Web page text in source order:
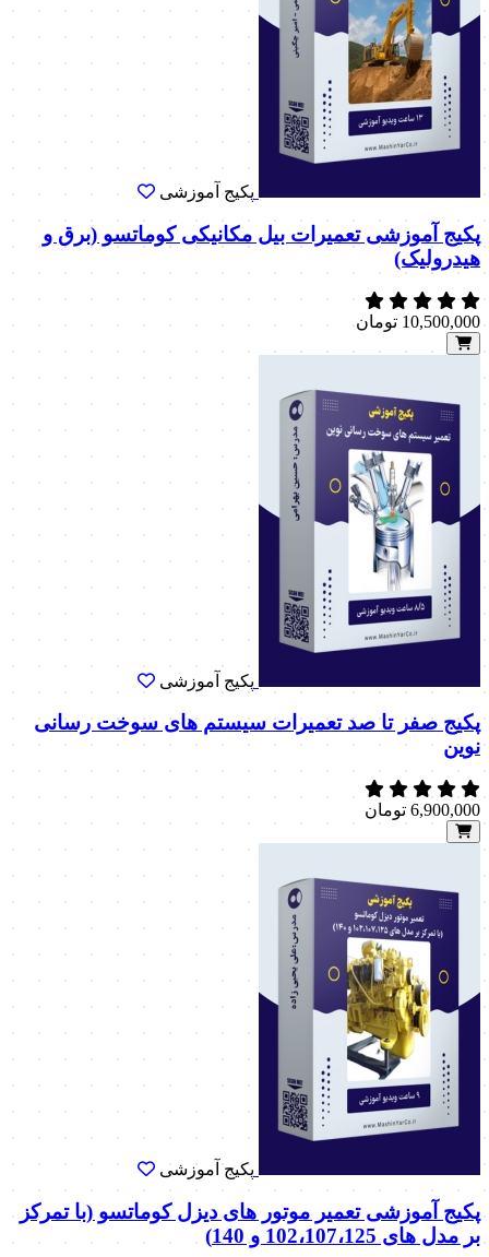
پکیج آموزشی
پکیج آموزشی تعمیرات بیل مکانیکی کوماتسو (برق و
هیدرولیک)
10,500,000 تومان
پکیج آموزشی
پکیج صفر تا صد تعمیرات سیستم های سوخت رسانی
نوین
6,900,000 تومان
پکیج آموزشی
پکیج آموزشی تعمیر موتور های دیزل کوماتسو (با تمرکز
بر مدل های 102،107،125 و 140)